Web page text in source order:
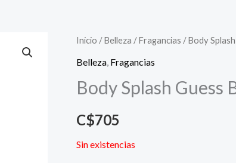
Inicio /Belleza /Fragancias / Body
Belleza Fragancias
Body Splash Guess
C$705
Sin existencias